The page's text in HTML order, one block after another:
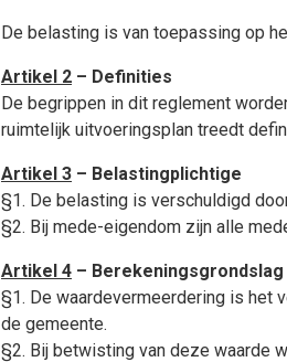
De belasting is van toepassing op
Artikel 2 – Definities
De begrippen in dit reglement
ruimtelijk uitvoeringsplan treedt
Artikel 3 – Belastingplichtige
§1. De belasting is verschuldigd
§2. Bij mede-eigendom zijn alle
Artikel 4 –
§1. De waardevermeerdering is het
de gemeente.
§2. Bij betwisting van deze waarde